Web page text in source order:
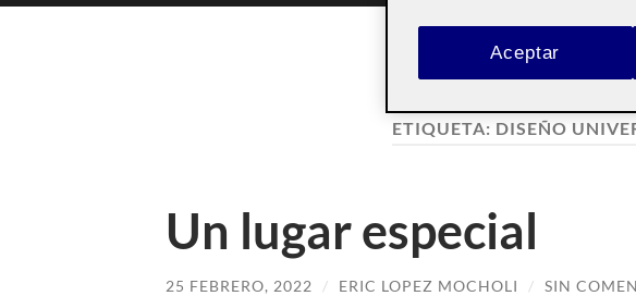
ETIQUETA: DISEÑO
Un lugar especial
25 FEBRERO, 2022 / ERIC LOPEZ MOCHOLI / SIN
Aceptar